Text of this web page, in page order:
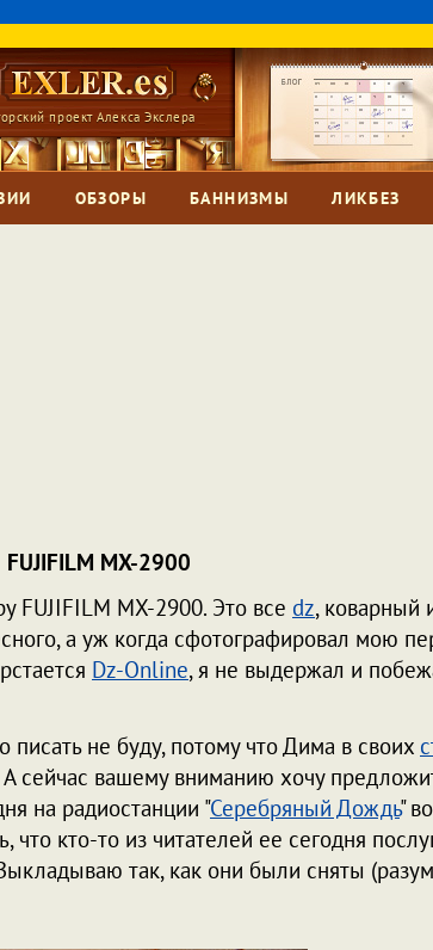
проект Алекса Экслера
ОБЗОРЫ БАННИЗМЫ ЛИКБЕЗ
FUJIFILM MX-2900
FUJIFILM MX-2900. Это все dz, коварный
а уж когда сфотографировал мою
Dz-Online, я не выдержал и
писать не буду, потому что Дима в своих
сейчас вашему вниманию хочу
на радиостанции "Серебряный Дождь"
кто-то из читателей ее сегодня
так, как они были сняты